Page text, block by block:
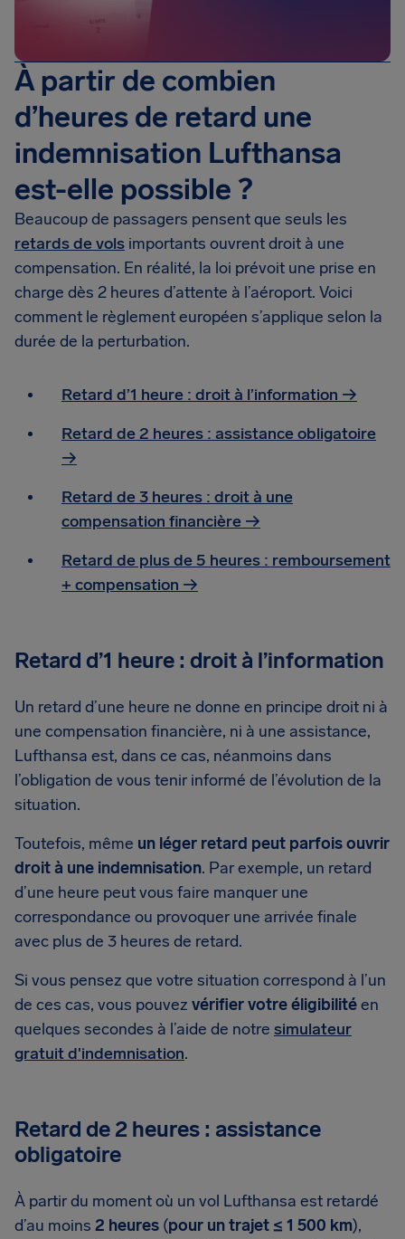
À partir de combien
d’heures de retard une
indemnisation Lufthansa
est-elle possible ?
Beaucoup de passagers pensent que seuls les
retards de vols importants ouvrent droit à une
compensation. En réalité, la loi prévoit une prise en
charge dès 2 heures d’attente à l’aéroport. Voici
comment le règlement européen s’applique selon la
durée de la perturbation.
Retard d’1 heure : droit à l’information →
Retard de 2 heures : assistance obligatoire
→
Retard de 3 heures : droit à une
compensation financière →
Retard de plus de 5 heures : remboursement
+ compensation →
Retard d’1 heure : droit à l’information
Un retard d’une heure ne donne en principe droit ni à
une compensation financière, ni à une assistance,
Lufthansa est, dans ce cas, néanmoins dans
l’obligation de vous tenir informé de l’évolution de la
situation.
Toutefois, même un léger retard peut parfois ouvrir
droit à une indemnisation. Par exemple, un retard
d’une heure peut vous faire manquer une
correspondance ou provoquer une arrivée finale
avec plus de 3 heures de retard.
Si vous pensez que votre situation correspond à l’un
de ces cas, vous pouvez vérifier votre éligibilitéen
quelques secondes à l’aide de notre simulateur
gratuit d'indemnisation.
Retard de 2 heures : assistance
obligatoire
À partir du moment où un vol Lufthansa est retardé
d’au moins 2 heures (pour un trajet ≤ 1 500 km),